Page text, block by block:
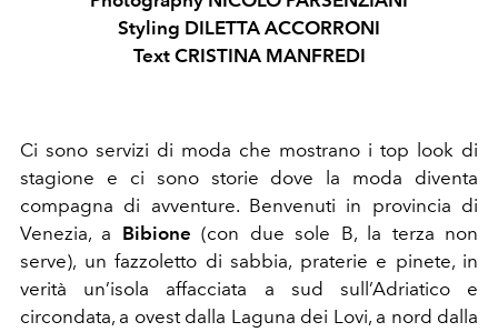
Styling DILETTA ACCORRONI
Text CRISTINA MANFREDI
Ci sono servizi di moda che mostrano i top look di
stagione e ci sono storie dove la moda diventa
compagna di avventure. Benvenuti in provincia di
Venezia, a Bibione (con due sole B, la terza non
serve), un fazzoletto di sabbia, praterie e pinete, in
verità un’isola affacciata a sud sull’Adriatico e
circondata, a ovest dalla Laguna dei Lovi, a nord dalla